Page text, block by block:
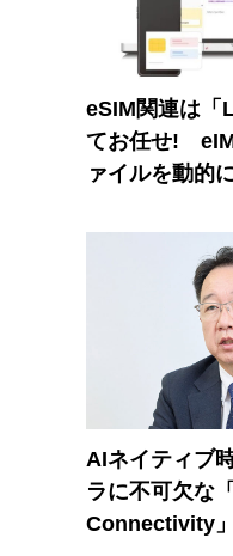
eSIM関連は「
てお任せ!
ァイルを動的
AIネイティブ
ラに不可欠な
Connectivity」